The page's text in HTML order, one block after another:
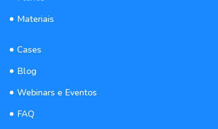
Materiais
Cases
Blog
Webinars e Eventos
FAQ